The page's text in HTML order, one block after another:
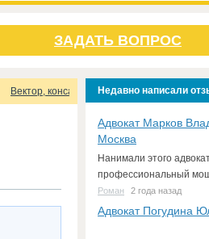
ЗАДАТЬ ВОПРОС
Вектор, консалтинговая компания
Недавно написали
Адвокат Марков
Москва
Нанимали этого
профессиональный
Роман 2 года назад
Адвокат Погудина